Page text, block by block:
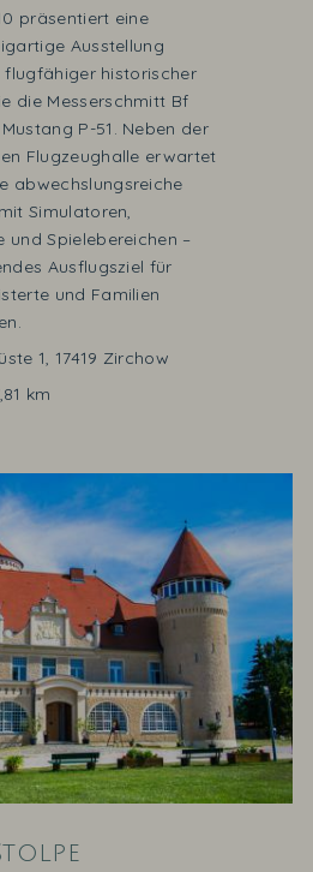
präsentiert eine
Ausstellung
flugfähiger historischer
die Messerschmitt Bf
P-51. Neben der
Flugzeughalle erwartet
abwechslungsreiche
Simulatoren,
und Spielebereichen –
Ausflugsziel für
und Familien
1, 17419 Zirchow
km